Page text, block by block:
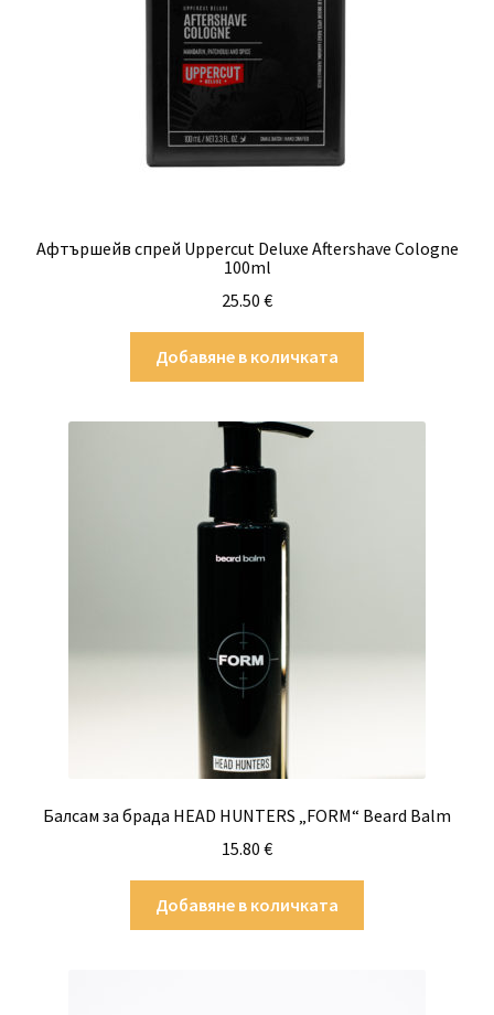
Афтършейв спрей Uppercut Deluxe Aftershave Cologne
100ml
25.50 €
Добавяне в количката
Балсам за брада HEAD HUNTERS „FORM“ Beard Balm
15.80 €
Добавяне в количката